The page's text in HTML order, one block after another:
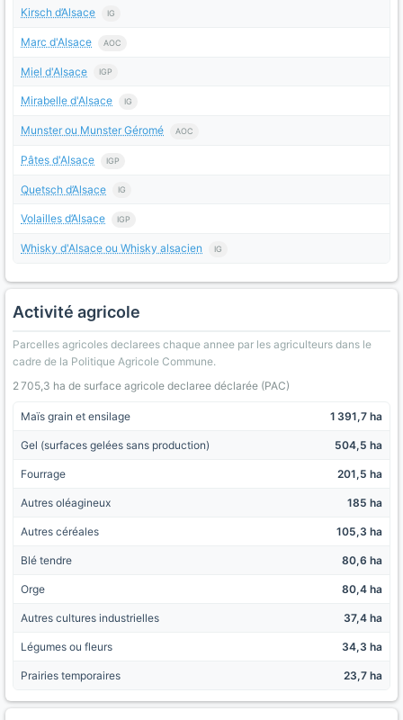
Kirsch d’Alsace IG
Marc d'Alsace AOC
Miel d'Alsace IGP
Mirabelle d'Alsace IG
Munster ou Munster Géromé AOC
Pâtes d'Alsace IGP
Quetsch d’Alsace IG
Volailles d’Alsace IGP
Whisky d'Alsace ou Whisky alsacien IG
Activité agricole
Parcelles agricoles declarees chaque annee par les agriculteurs dans le
cadre de la Politique Agricole Commune.
2 705,3 ha de surface agricole declaree déclarée (PAC)
Maïs grain et ensilage 1 391,7 ha
Gel (surfaces gelées sans production) 504,5 ha
Fourrage 201,5 ha
Autres oléagineux 185 ha
Autres céréales 105,3 ha
Blé tendre 80,6 ha
Orge 80,4 ha
Autres cultures industrielles 37,4 ha
Légumes ou fleurs 34,3 ha
Prairies temporaires 23,7 ha